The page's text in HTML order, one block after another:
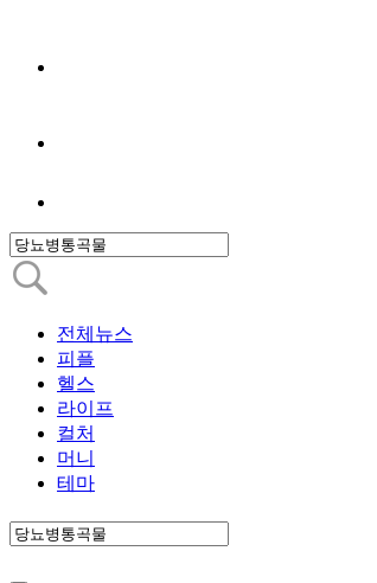
전체뉴스
피플
헬스
라이프
컬처
머니
테마